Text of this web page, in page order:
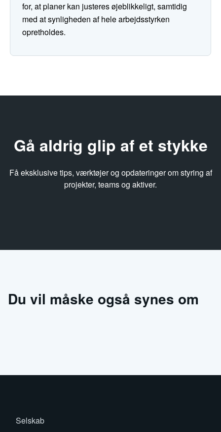
for, at planer kan justeres øjeblikkeligt, samtidig
med at synligheden af hele arbejdsstyrken
opretholdes.
Gå aldrig glip af et stykke
Få eksklusive tips, værktøjer og opdateringer om styring af
projekter, teams og aktiver.
Du vil måske også synes om
Selskab